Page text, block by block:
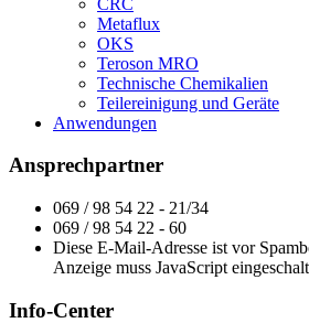
Metaflux
OKS
Teroson MRO
Technische Chemikalien
Teilereinigung und Geräte
Anwendungen
Ansprechpartner
069 / 98 54 22 - 21/34
069 / 98 54 22 - 60
Diese E-Mail-Adresse ist vor
Anzeige muss JavaScript
Info-Center